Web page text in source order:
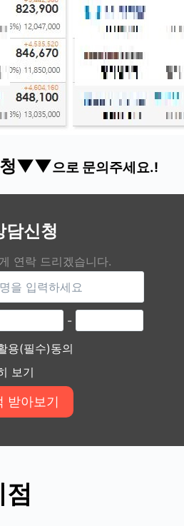
청▼▼으로 문의주세요.!
담신청
연락 드리겠습니다.
-
용(필수)동의
보기